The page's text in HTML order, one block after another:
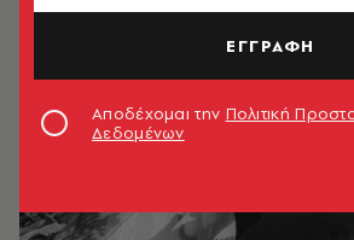
ΕΓΓΡΑΦΗ
Αποδέχομαι την Πολιτική
Δεδομένων